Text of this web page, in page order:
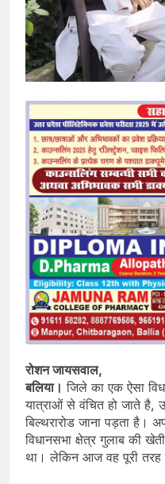
रोशन जायसवाल,
बलिया। जिले का एक ऐसा
यात्राओं से वंचित हो जाते
बिल्थरारोड जाना पड़ता है।
विधानसभा क्षेत्र गुलाब की
था। लेकिन आज वह पूरी तरह